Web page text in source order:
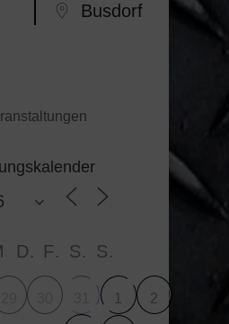
Busdorf
M D F S S
1 2